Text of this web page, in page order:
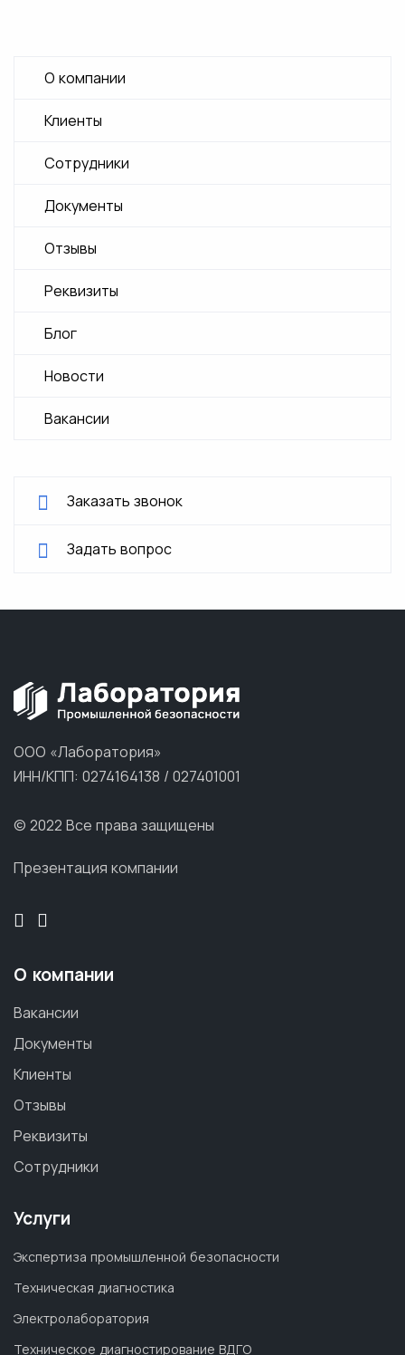
О компании
Клиенты
Сотрудники
Документы
Отзывы
Реквизиты
Блог
Новости
Вакансии
Заказать звонок
Задать вопрос
ООО «Лаборатория»
ИНН/КПП: 0274164138 / 027401001
© 2022 Все права защищены
Презентация компании
О компании
Вакансии
Документы
Клиенты
Отзывы
Реквизиты
Сотрудники
Услуги
Экспертиза промышленной безопасности
Техническая диагностика
Электролаборатория
Техническое диагностирование ВДГО